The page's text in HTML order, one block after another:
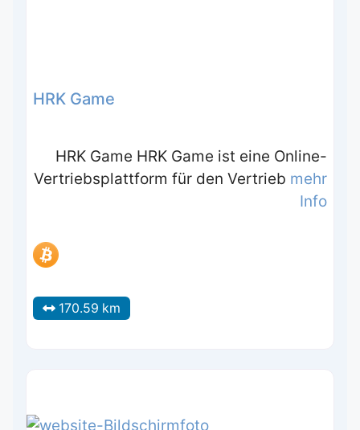
HRK Game
HRK Game HRK Game ist eine Online-
Vertriebsplattform für den Vertrieb mehr
Info
170.59 km